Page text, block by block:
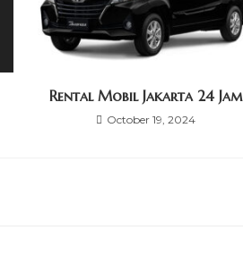
Rental Mobil Jakarta 24 Jam
October 19, 2024